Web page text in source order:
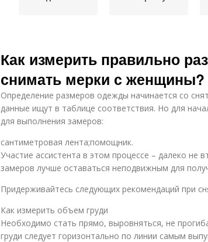
ребенка
Одежды для
мужчин
Одежды для
женщин
Одежды в
цифрах
Спортивная
одежда
Одежды по госту
миниатюрных
женщин
Как измерить правильно
снимать мерки с женщины?
Определение размеров одежды начинается со
данные ищут в таблице соответствия. Но для
для выполнения замеров:
сантиметровая лента;помощник.
Участие ассистента в этом процессе – далеко не
замеров лучше оставаться неподвижным для
Придерживайтесь следующих рекомендаций при
Как измерить объем груди
Необходимо стать прямо, выровняться, не
груди следует горизонтально по линии самым